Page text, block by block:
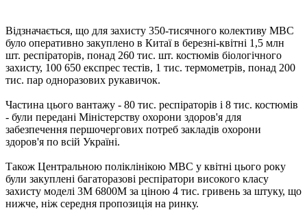
Відзначається, що для захисту 350-тисячного колективу МВС
було оперативно закуплено в Китаї в березні-квітні 1,5 млн
шт. респіраторів, понад 260 тис. шт. костюмів біологічного
захисту, 100 650 експрес тестів, 1 тис. термометрів, понад 200
тис. пар одноразових рукавичок.
Частина цього вантажу - 80 тис. респіраторів і 8 тис. костюмів
- були передані Міністерству охорони здоров'я для
забезпечення першочергових потреб закладів охорони
здоров'я по всій Україні.
Також Центральною поліклінікою МВС у квітні цього року
були закуплені багаторазові респіратори високого класу
захисту моделі 3М 6800М за ціною 4 тис. гривень за штуку, що
нижче, ніж середня пропозиція на ринку.